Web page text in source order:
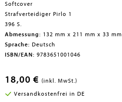
Softcover
Strafverteidiger Pirlo 1
396 S.
Abmessung: 132 mm x 211 mm x 33 mm
Sprache: Deutsch
ISBN/EAN: 9783651001046
18,00 € (inkl. MwSt.)
Versandkostenfrei in DE